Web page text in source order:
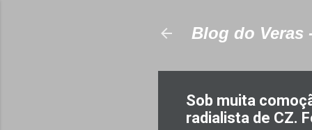
Blog do Veras
Sob muita
radialista de CZ.